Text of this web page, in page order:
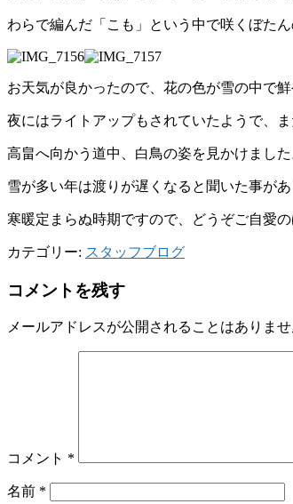
わらで編んだ「こも」という中で咲くぼた
お天気が良かったので、花の色が雪の中で
夜にはライトアップもされていたようで、
高畠へ向かう道中、白鳥の姿を見かけました
雪が多い年は渡りが遅くなると聞いた事が
寒暖定まらぬ時期ですので、どうぞご自愛の
カテゴリー: スタッフブログ
コメントを残す
メールアドレスが公開されることはありませ
コメント *
名前 *